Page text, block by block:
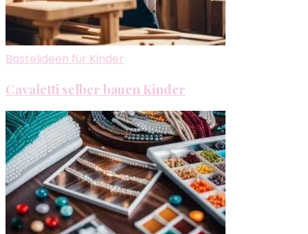
Bastelideen für Kinder
Cavaletti selber bauen Kinder